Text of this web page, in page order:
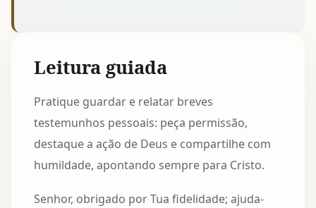
Leitura guiada
Pratique guardar e relatar breves
testemunhos pessoais: peça permissão,
destaque a ação de Deus e compartilhe com
humildade, apontando sempre para Cristo.
Senhor, obrigado por Tua fidelidade; ajuda-